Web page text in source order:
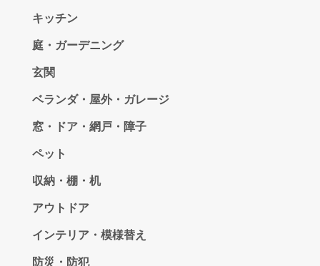
キッチン
庭・ガーデニング
玄関
ベランダ・屋外・ガレージ
窓・ドア・網戸・障子
ペット
収納・棚・机
アウトドア
インテリア・模様替え
防災・防犯